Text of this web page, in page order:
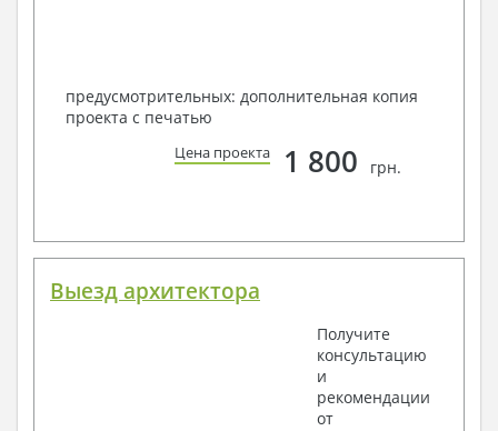
предусмотрительных: дополнительная копия
проекта с печатью
Цена проекта 1 800 грн.
Выезд архитектора
Получите
консультацию
и
рекомендации
от